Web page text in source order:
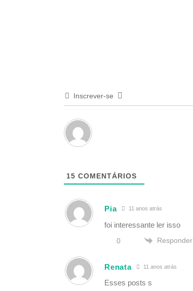
Inscrever-se
15 COMENTÁRIOS
Pia 11 anos atrás
foi interessante ler isso
0 Responder
Renata 11 anos atrás
Esses posts s